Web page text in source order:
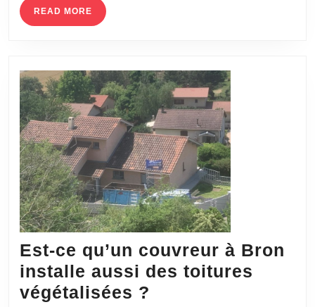
READ MORE READ
MORE
Est-ce qu’un couvreur à Bron
installe aussi des toitures
végétalisées ?